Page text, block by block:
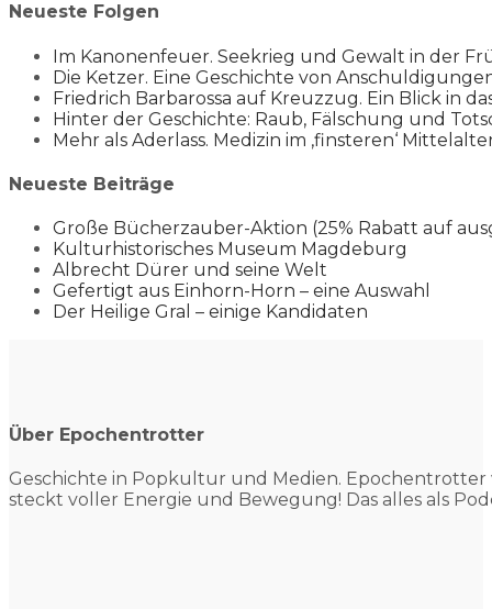
Neueste Folgen
Im Kanonenfeuer. Seekrieg und Gewalt in der
Die Ketzer. Eine Geschichte von
Friedrich Barbarossa auf Kreuzzug. Ein Blick in
Hinter der Geschichte: Raub, Fälschung und
Mehr als Aderlass. Medizin im ‚finsteren‘
Neueste Beiträge
Große Bücherzauber-Aktion (25% Rabatt auf
Kulturhistorisches Museum Magdeburg
Albrecht Dürer und seine Welt
Gefertigt aus Einhorn-Horn – eine Auswahl
Der Heilige Gral – einige Kandidaten
Über Epochentrotter
Geschichte in Popkultur und Medien. Epochentrotter
steckt voller Energie und Bewegung! Das alles als